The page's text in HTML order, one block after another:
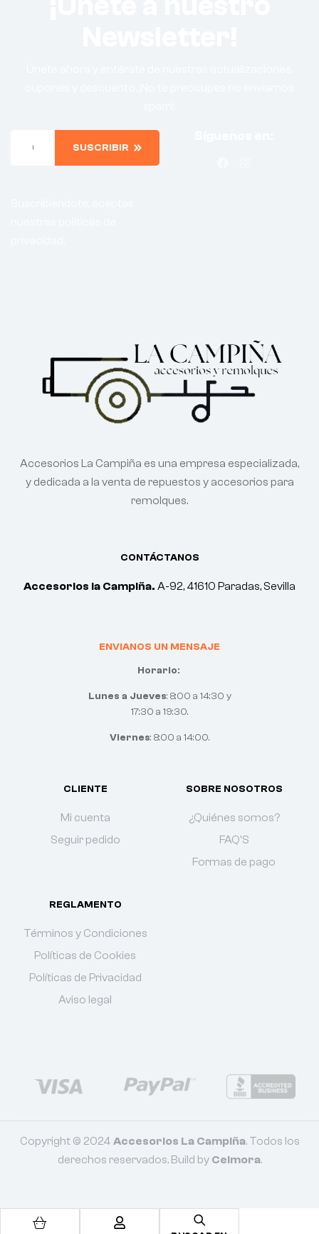
SUSCRIBIR
CONTÁCTANOS
Accesorios la Campiña. A-92, 41610 Paradas, Sevilla
ENVIANOS UN MENSAJE
Horario:
Lunes a Jueves: 8:00 a 14:30 y
17:30 a 19:30.
Viernes: 8:00 a 14:00.
CLIENTE
Mi cuenta
Seguir pedido
SOBRE NOSOTROS
¿Quiénes somos?
FAQ'S
Formas de pago
REGLAMENTO
Términos y Condiciones
Políticas de Cookies
Políticas de Privacidad
Aviso legal
Accesorios La Campiña es una empresa especializada,
y dedicada a la venta de repuestos y accesorios para
remolques.
Copyright © 2024 Accesorios La Campiña. Todos los
derechos reservados. Build byCelmora.